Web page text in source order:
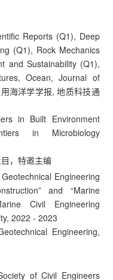
Reports (Q1), Deep
(Q1), Rock Mechanics
and Sustainability (Q1),
Ocean, Journal of
海洋学学报, 地质科技通
in Built Environment
in Microbiology
，特邀主编
Engineering
and “Marine
Civil Engineering
2022 - 2023
Engineering,
of Civil Engineers